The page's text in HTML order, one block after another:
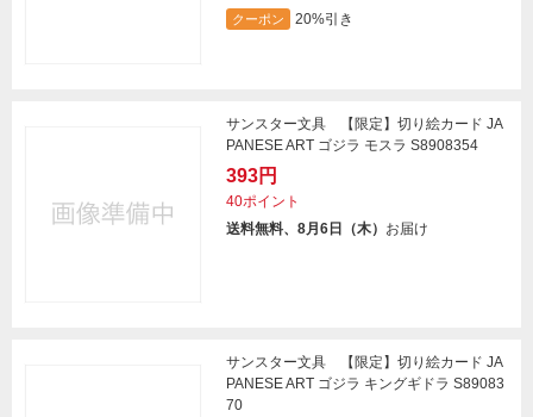
クーポン 20%引き
サンスター文具 【限定】切り絵カード JA
PANESE ART ゴジラ モスラ S8908354
393円
40ポイント
送料無料、8月6日（木） お届け
サンスター文具 【限定】切り絵カード JA
PANESE ART ゴジラ キングギドラ S89083
70